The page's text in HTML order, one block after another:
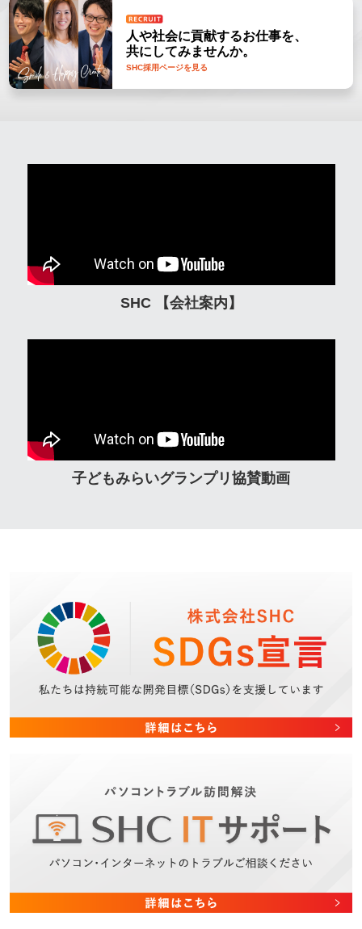
人や社会に貢献するお仕事を、
共にしてみませんか。
SHC採用ページを見る
SHC 【会社案内】
子どもみらいグランプリ協賛動画